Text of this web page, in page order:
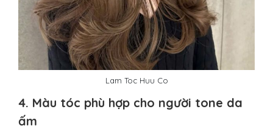
Lam Toc Huu Co
4. Màu tóc phù hợp cho người tone da
ấm